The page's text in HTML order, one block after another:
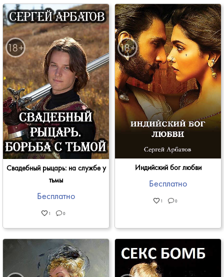
Свадебный рыцарь: на службе у
тьмы
Бесплатно
1 0
Индийский бог любви
Бесплатно
1 0